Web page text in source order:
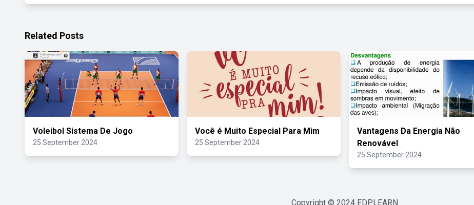
Related Posts
Voleibol Sistema De Jogo
25 September 2024
Você é Muito Especial Para Mim
25 September 2024
Vantagens Da Energia Não
Renovável
25 September 2024
Copyright © 2024 FDPLEARN